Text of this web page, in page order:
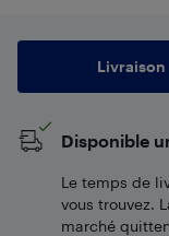
Livraison
Disponible
Le temps de
vous trouvez.
marché